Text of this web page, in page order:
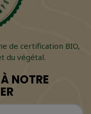
de certification BIO,
du végétal.
NOTRE